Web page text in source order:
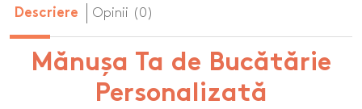
Descriere Opinii (0)
Mănușa Ta de Bucătărie
Personalizată